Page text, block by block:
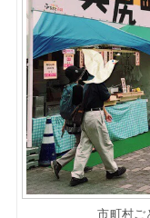
市町村ご